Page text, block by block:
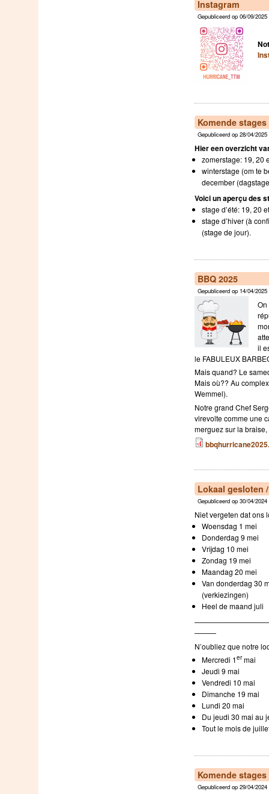
Instagram
Gepubliceerd op 06/09/
Komende
Gepubliceerd op 28/04/
Hier een overzicht
zomerstage: 19, 20
winterstage (om te
december
Voici un aperçu des
stage d’été: 19, 20
stage d’hiver (à
(stage de jour).
BBQ 2025
Gepubliceerd op 14/04/
On
il
le FABULEUX
Mais quand? Le
Mais où?? Au
Wemmel).
Notre grand Chef
virevolte comme une
merguez sur la
Lokaal gesloten
Gepubliceerd op 30/04/
Niet vergeten dat ons
Woensdag 1 mei
Donderdag 9 mei
Vrijdag 10 mei
Zondag 19 mei
Maandag 20 mei
Van donderdag 30
(verkiezingen)
Heel de maand juli
———
N’oubliez que notre
Mercredi 1ermai
Jeudi 9 mai
Vendredi 10 mai
Dimanche 19 mai
Lundi 20 mai
Du jeudi 30 mai au
Tout le mois de
Komende
Gepubliceerd op 29/04/